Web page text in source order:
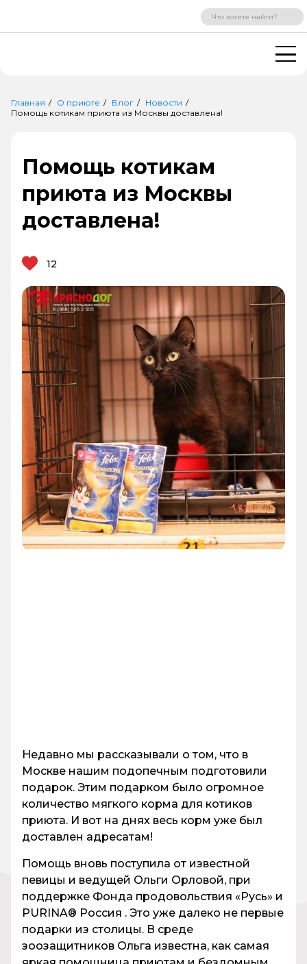
ВХОД РЕГИСТРАЦИЯ
Главная О приюте Блог
Новости
Помощь котикам приюта из Москвы доставлена!
Помощь котикам
приюта из Москвы
доставлена!
12
Недавно мы рассказывали о том, что в
Москве нашим подопечным подготовили
подарок. Этим подарком было огромное
количество мягкого корма для котиков
приюта. И вот на днях весь корм уже был
доставлен адресатам!
Помощь вновь поступила от известной
певицы и ведущей Ольги Орловой, при
поддержке Фонда продовольствия «Русь» и
PURINA® Россия . Это уже далеко не первые
подарки из столицы. В среде
зоозащитников Ольга известна, как самая